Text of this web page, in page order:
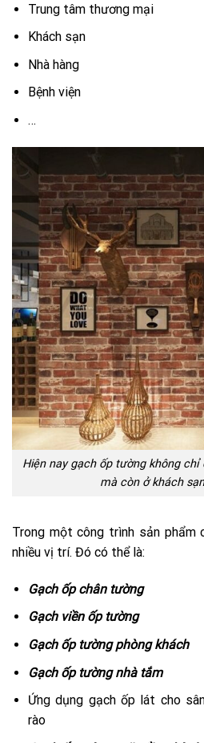
Trung tâm thương mại
Khách sạn
Nhà hàng
Bệnh viện
…
Hiện nay gạch ốp tường không
mà còn ở khách
Trong một công trình sản
nhiều vị trí. Đó có thể là:
Gạch ốp chân tường
Gạch viền ốp tường
Gạch ốp tường phòng khách
Gạch ốp tường nhà tắm
Ứng dụng gạch ốp lát cho
rào